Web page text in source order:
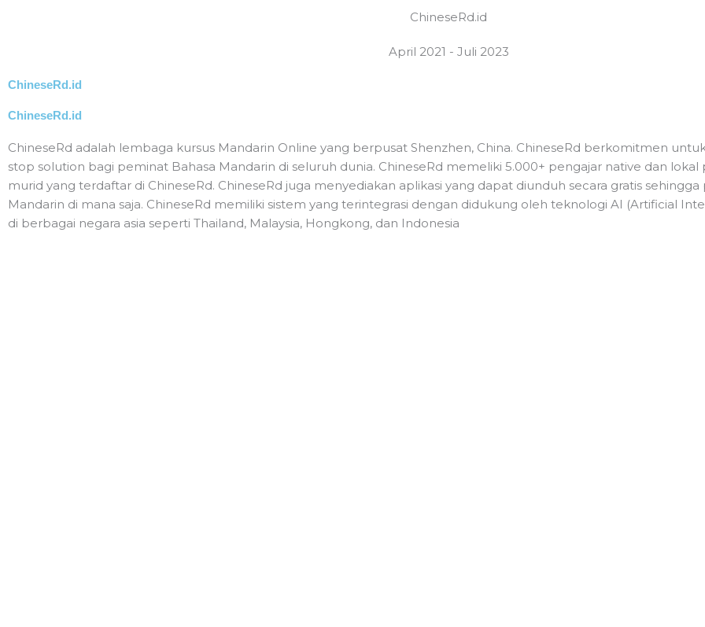
ChineseRd.id
April 2021 - Juli 2023
ChineseRd.id
ChineseRd.id
ChineseRd adalah lembaga kursus Mandarin Online yang berpusat Shenzhen, China. ChineseRd berkomitmen
stop solution bagi peminat Bahasa Mandarin di seluruh dunia. ChineseRd memeliki 5.000+ pengajar native dan lokal
murid yang terdaftar di ChineseRd. ChineseRd juga menyediakan aplikasi yang dapat diunduh secara gratis
Mandarin di mana saja. ChineseRd memiliki sistem yang terintegrasi dengan didukung oleh teknologi AI (Artificial
di berbagai negara asia seperti Thailand, Malaysia, Hongkong, dan Indonesia